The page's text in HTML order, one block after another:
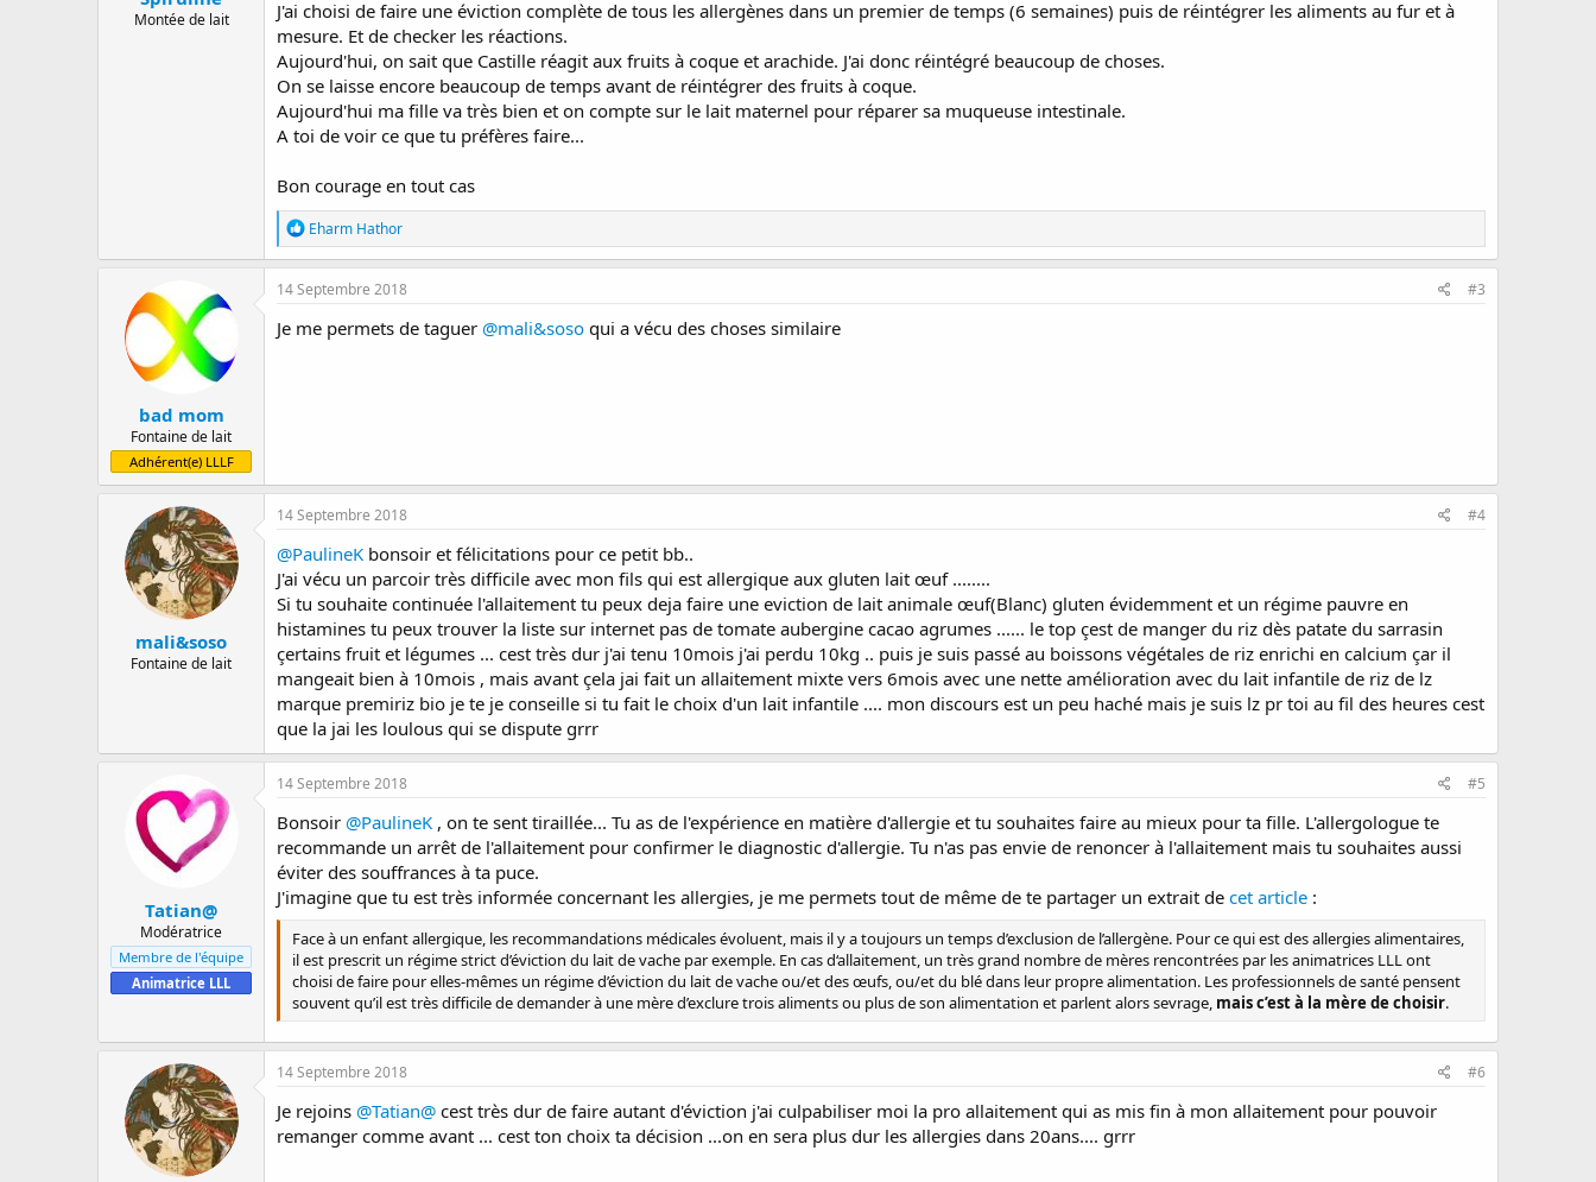
Montée de lait
J'ai choisi de faire une éviction complète de tous les allergènes dans un premier de temps (6 semaines) puis de réintégrer les aliments au fur et à
mesure. Et de checker les réactions.
Aujourd'hui, on sait que Castille réagit aux fruits à coque et arachide. J'ai donc réintégré beaucoup de choses.
On se laisse encore beaucoup de temps avant de réintégrer des fruits à coque.
Aujourd'hui ma fille va très bien et on compte sur le lait maternel pour réparer sa muqueuse intestinale.
A toi de voir ce que tu préfères faire...
Bon courage en tout cas
R
é
a
c
i
o
Eharm Hathor
bad mom
Fontaine de lait
Adhérent(e) LLLF
14 Septembre 2018 #3
Je me permets de taguer @mali&soso qui a vécu des choses similaire
mali&soso
Fontaine de lait
14 Septembre 2018 #4
@PaulineK bonsoir et félicitations pour ce petit bb..
J'ai vécu un parcoir très difficile avec mon fils qui est allergique aux gluten lait œuf ........
Si tu souhaite continuée l'allaitement tu peux deja faire une eviction de lait animale œuf(Blanc) gluten évidemment et un régime pauvre en
histamines tu peux trouver la liste sur internet pas de tomate aubergine cacao agrumes ...... le top çest de manger du riz dès patate du sarrasin
çertains fruit et légumes ... cest très dur j'ai tenu 10mois j'ai perdu 10kg .. puis je suis passé au boissons végétales de riz enrichi en calcium çar il
mangeait bien à 10mois , mais avant çela jai fait un allaitement mixte vers 6mois avec une nette amélioration avec du lait infantile de riz de lz
marque premiriz bio je te je conseille si tu fait le choix d'un lait infantile .... mon discours est un peu haché mais je suis lz pr toi au fil des heures cest
que la jai les loulous qui se dispute grrr
Tatian@
Modératrice
Membre de l'équipe
Animatrice LLL
14 Septembre 2018 #5
Bonsoir @PaulineK , on te sent tiraillée... Tu as de l'expérience en matière d'allergie et tu souhaites faire au mieux pour ta fille. L'allergologue te
recommande un arrêt de l'allaitement pour confirmer le diagnostic d'allergie. Tu n'as pas envie de renoncer à l'allaitement mais tu souhaites aussi
éviter des souffrances à ta puce.
J'imagine que tu est très informée concernant les allergies, je me permets tout de même de te partager un extrait de cet article :
Face à un enfant allergique, les recommandations médicales évoluent, mais il y a toujours un temps d’exclusion de l’allergène. Pour ce qui est des allergies alimentaires,
il est prescrit un régime strict d’éviction du lait de vache par exemple. En cas d‘allaitement, un très grand nombre de mères rencontrées par les animatrices LLL ont
choisi de faire pour elles-mêmes un régime d’éviction du lait de vache ou/et des œufs, ou/et du blé dans leur propre alimentation. Les professionnels de santé pensent
souvent qu’il est très difficile de demander à une mère d’exclure trois aliments ou plus de son alimentation et parlent alors sevrage, mais c’est à la mère de choisir.
14 Septembre 2018 #6
Je rejoins @Tatian@ cest très dur de faire autant d'éviction j'ai culpabiliser moi la pro allaitement qui as mis fin à mon allaitement pour pouvoir
remanger comme avant ... cest ton choix ta décision ...on en sera plus dur les allergies dans 20ans.... grrr